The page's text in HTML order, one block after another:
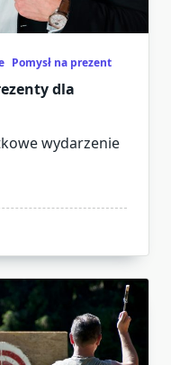
Pomysł na prezent
dla
wydarzenie